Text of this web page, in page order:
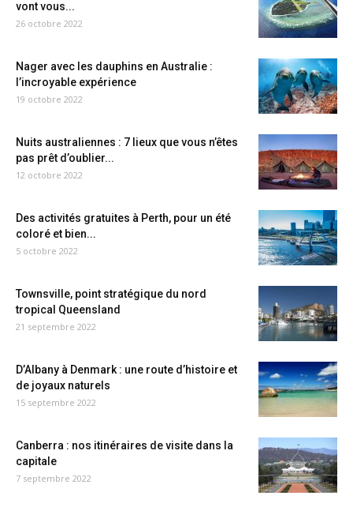
vont vous...
26 octobre 2022
Nager avec les dauphins en Australie :
l’incroyable expérience
19 octobre 2022
Nuits australiennes : 7 lieux que vous n’êtes
pas prêt d’oublier...
12 octobre 2022
Des activités gratuites à Perth, pour un été
coloré et bien...
5 octobre 2022
Townsville, point stratégique du nord
tropical Queensland
21 septembre 2022
D’Albany à Denmark : une route d’histoire et
de joyaux naturels
15 septembre 2022
Canberra : nos itinéraires de visite dans la
capitale
7 septembre 2022